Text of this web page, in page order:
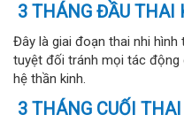
3 THÁNG ĐẦU THAI
Đây là giai đoạn thai nhi
tuyệt đối tránh mọi tác
hệ thần kinh.
3 THÁNG CUỐI